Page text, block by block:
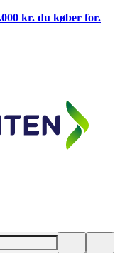
kr. du køber for.